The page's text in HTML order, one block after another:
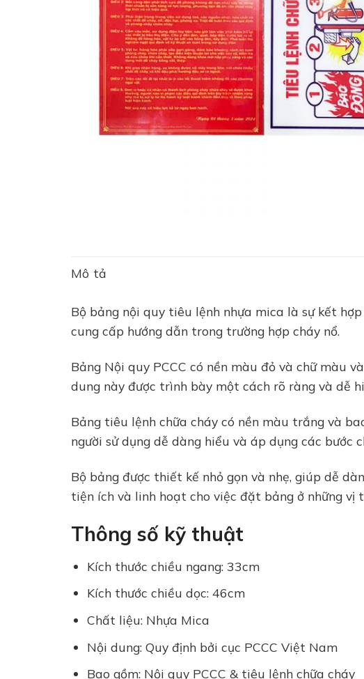
Mô tả
Bộ bảng nội quy tiêu lệnh nhựa mica là sự kết
cung cấp hướng dẫn trong trường hợp cháy nổ.
Bảng Nội quy PCCC có nền màu đỏ và chữ màu
dung này được trình bày một cách rõ ràng và dễ
Bảng tiêu lệnh chữa cháy có nền màu trắng và
người sử dụng dễ dàng hiểu và áp dụng các
Bộ bảng được thiết kế nhỏ gọn và nhẹ, giúp dễ
tiện ích và linh hoạt cho việc đặt bảng ở những
Thông số kỹ thuật
Kích thước chiều ngang: 33cm
Kích thước chiều dọc: 46cm
Chất liệu: Nhựa Mica
Nội dung: Quy định bởi cục PCCC Việt Nam
Bao gồm: Nội quy PCCC & tiêu lệnh chữa cháy